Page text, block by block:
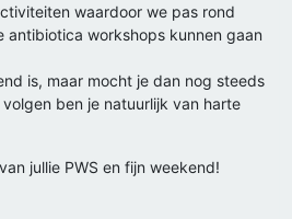
waardoor we pas rond
antibiotica workshops kunnen gaan
is, maar mocht je dan nog steeds
ben je natuurlijk van harte
jullie PWS en fijn weekend!